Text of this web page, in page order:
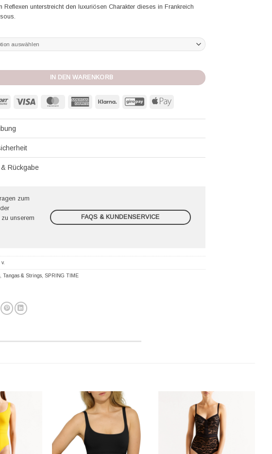
Reflexen unterstreicht den luxuriösen Charakter dieses in Frankreich
rose a joue/canisse Menge
IN DEN WARENKORB
Sofort Visa MasterCard American
Klarna GiroPay Apple
Rückgabe
zum
unserem
FAQS & KUNDENSERVICE
v.
Tangas & Strings SPRING TIME